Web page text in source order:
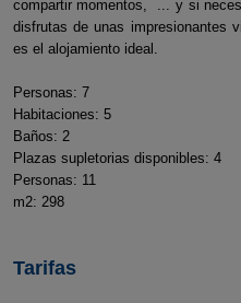
compartir momentos, ... y si
disfrutas de unas impresionantes
es el alojamiento ideal.
Personas: 7
Habitaciones: 5
Baños: 2
Plazas supletorias disponibles: 4
Personas: 11
m2: 298
Tarifas